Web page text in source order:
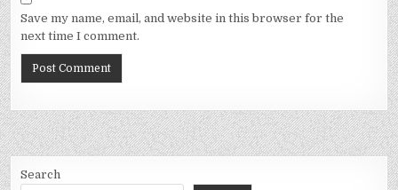
Save my name, email, and website in this browser for the
next time I comment.
Search